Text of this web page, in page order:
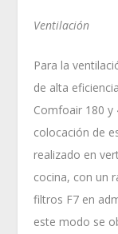
Ventilación
Para la
de alta
Comfoair 180 y
colocación de
realizado en
cocina, con un
filtros F7 en
este modo se